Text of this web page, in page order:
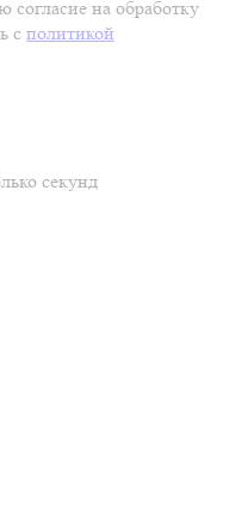
согласие на обработку
с политикой
секунд